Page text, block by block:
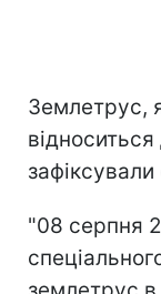
Землетрус,
"08 серпня